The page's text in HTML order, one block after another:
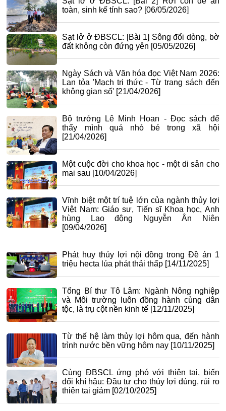
toàn, sinh kế tính sao? [06/05/2026]
Sạt lở ở ĐBSCL: [Bài 1] Sông đổi dòng, bờ
đất không còn đứng yên [05/05/2026]
Ngày Sách và Văn hóa đọc Việt Nam 2026:
Lan tỏa 'Mạch tri thức - Từ trang sách đến
không gian số' [21/04/2026]
Bộ trưởng Lê Minh Hoan - Đọc sách để
thấy mình quá nhỏ bé trong xã hội
[21/04/2026]
Một cuộc đời cho khoa học - một di sản cho
mai sau [10/04/2026]
Vĩnh biệt một trí tuệ lớn của ngành thủy lợi
Việt Nam: Giáo sư, Tiến sĩ Khoa học, Anh
hùng Lao động Nguyễn Ân Niên
[09/04/2026]
Phát huy thủy lợi nội đồng trong Đề án 1
triệu hecta lúa phát thải thấp [14/11/2025]
Tổng Bí thư Tô Lâm: Ngành Nông nghiệp
và Môi trường luôn đồng hành cùng dân
tộc, là trụ cột nền kinh tế [12/11/2025]
Từ thế hệ làm thủy lợi hôm qua, đến hành
trình nước bền vững hôm nay [10/11/2025]
Cùng ĐBSCL ứng phó với thiên tai, biến
đổi khí hậu: Đầu tư cho thủy lợi đúng, rủi ro
thiên tai giảm [02/10/2025]